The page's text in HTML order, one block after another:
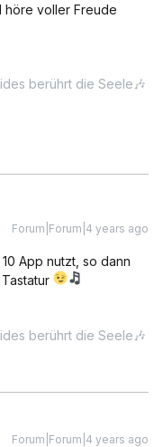
höre voller Freude
berührt die Seele🎶
Forum|Forum|4 years ago
App nutzt, so dann
berührt die Seele🎶
Forum|Forum|4 years ago